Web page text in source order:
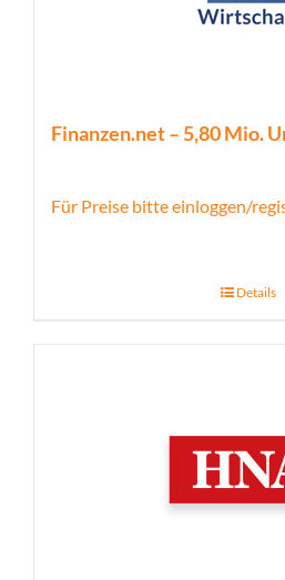
Finanzen.net – 5,80 Mio.
Für Preise bitte einloggen/
Details